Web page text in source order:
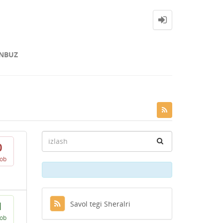
Savol tegi Sheralri